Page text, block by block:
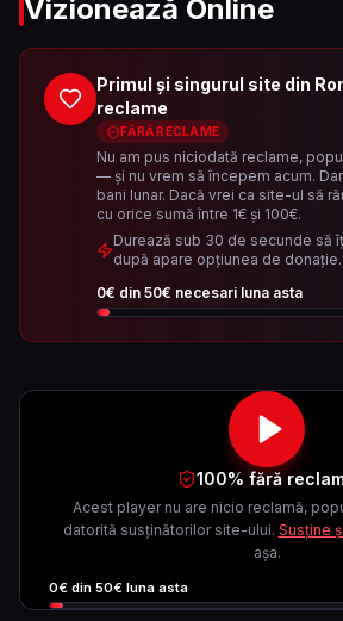
Vizionează Online
Primul și singurul site din
reclame
FĂRĂ RECLAME
Nu am pus niciodată reclame,
— și nu vrem să începem acum.
bani lunar. Dacă vrei ca site-ul să
cu orice sumă între 1€ și 100€.
Durează sub 30 de secunde să
după apare opțiunea de donație.
0€ din 50€ necesari luna asta
100% fără
Acest player nu are nicio reclamă,
datorită susținătorilor site-ului. Susține
așa.
0€ din 50€ luna asta